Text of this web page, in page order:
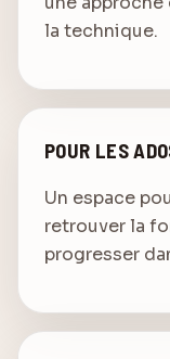
la technique.
POUR LES
Un espace
retrouver la
progresser